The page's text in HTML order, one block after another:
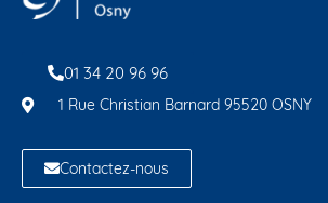
01 34 20 96 96
1 Rue Christian Barnard 95520 OSNY
Contactez-nous